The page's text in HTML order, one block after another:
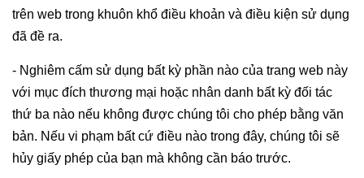
trên web trong khuôn khổ điều khoản và điều kiện sử dụng
đã đề ra.
- Nghiêm cấm sử dụng bất kỳ phần nào của trang web này
với mục đích thương mại hoặc nhân danh bất kỳ đối tác
thứ ba nào nếu không được chúng tôi cho phép bằng văn
bản. Nếu vi phạm bất cứ điều nào trong đây, chúng tôi sẽ
hủy giấy phép của bạn mà không cần báo trước.